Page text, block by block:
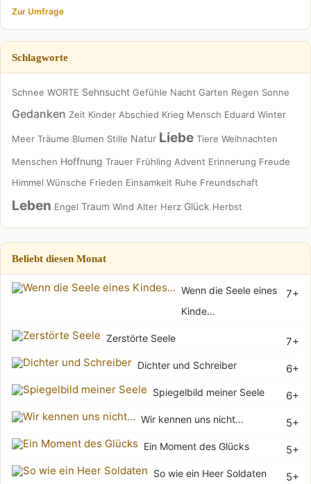
Zur Umfrage
Schlagworte
Schnee WORTE Sehnsucht Gefühle Nacht Garten Regen Sonne
Gedanken Zeit Kinder Abschied Krieg Mensch Eduard Winter
Meer Träume Blumen Stille Natur Liebe Tiere Weihnachten
Menschen Hoffnung Trauer Frühling Advent Erinnerung Freude
Himmel Wünsche Frieden Einsamkeit Ruhe Freundschaft
Leben Engel Traum Wind Alter Herz Glück Herbst
Beliebt diesen Monat
7+
Wenn die Seele eines
Kinde...
7+
Zerstörte Seele
6+
Dichter und Schreiber
6+
Spiegelbild meiner Seele
5+
Wir kennen uns nicht...
5+
Ein Moment des Glücks
5+
So wie ein Heer Soldaten